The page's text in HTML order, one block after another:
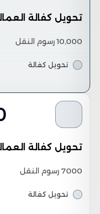
تحويل كفالة
10,000 رسوم النقل
تحويل كفالة
تحويل كفالة
7000 رسوم النقل
تحويل كفالة